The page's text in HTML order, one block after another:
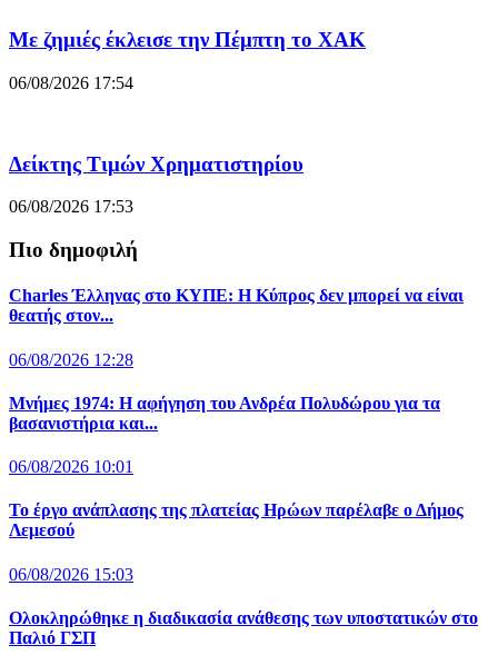
Με ζημιές έκλεισε την Πέμπτη το ΧΑΚ
06/08/2026 17:54
Δείκτης Τιμών Χρηματιστηρίου
06/08/2026 17:53
Πιο δημοφιλή
Charles Έλληνας στο ΚΥΠΕ: Η Κύπρος δεν μπορεί να είναι
θεατής στον...
06/08/2026 12:28
Μνήμες 1974: Η αφήγηση του Ανδρέα Πολυδώρου για τα
βασανιστήρια και...
06/08/2026 10:01
Το έργο ανάπλασης της πλατείας Ηρώων παρέλαβε ο Δήμος
Λεμεσού
06/08/2026 15:03
Ολοκληρώθηκε η διαδικασία ανάθεσης των υποστατικών στο
Παλιό ΓΣΠ